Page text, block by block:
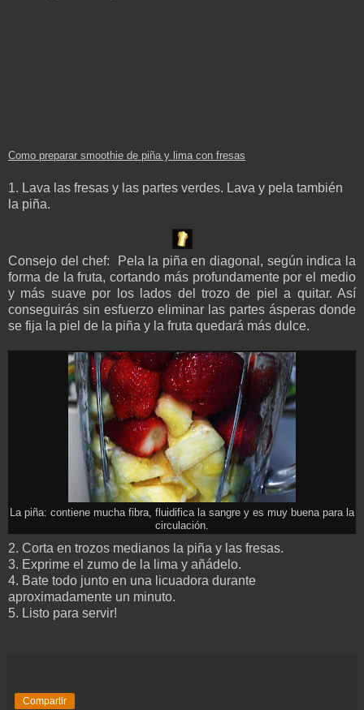
Como preparar smoothie de piña y lima con fresas
1. Lava las fresas y las partes verdes. Lava y pela también
la piña.
Consejo del chef: Pela la piña en diagonal, según indica la
forma de la fruta, cortando más profundamente por el medio
y más suave por los lados del trozo de piel a quitar. Así
conseguirás sin esfuerzo eliminar las partes ásperas donde
se fija la piel de la piña y la fruta quedará más dulce.
La piña: contiene mucha fibra, fluidifica la sangre y es muy buena para la
circulación.
2. Corta en trozos medianos la piña y las fresas.
3. Exprime el zumo de la lima y añádelo.
4. Bate todo junto en una licuadora durante
aproximadamente un minuto.
5. Listo para servir!
Compartir